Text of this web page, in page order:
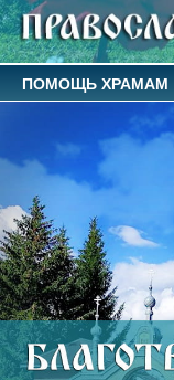
ПОМОЩЬ ХРАМАМ